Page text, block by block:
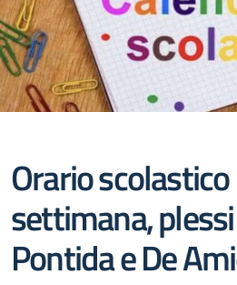
Orario
settimana,
Pontida e De